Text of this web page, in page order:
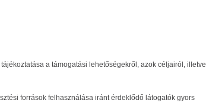
a támogatási lehetőségekről, azok céljairól, illetve
források felhasználása iránt érdeklődő látogatók gyors